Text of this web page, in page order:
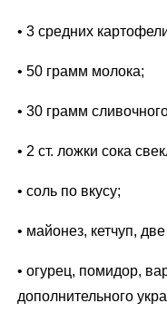
• 3 средних
• 50 грамм молока;
• 30 грамм
• 2 ст. ложки сока
• соль по вкусу;
• майонез, кетчуп,
• огурец, помидор,
дополнительного